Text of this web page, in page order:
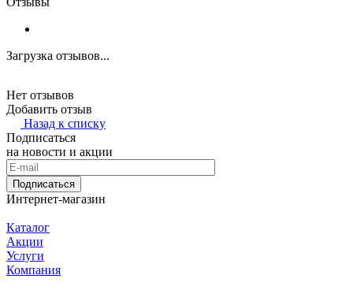
Загрузка отзывов...
Нет отзывов
Добавить отзыв
Назад к списку
Подписаться
на новости и акции
Подписаться
Интернет-магазин
Каталог
Акции
Услуги
Компания